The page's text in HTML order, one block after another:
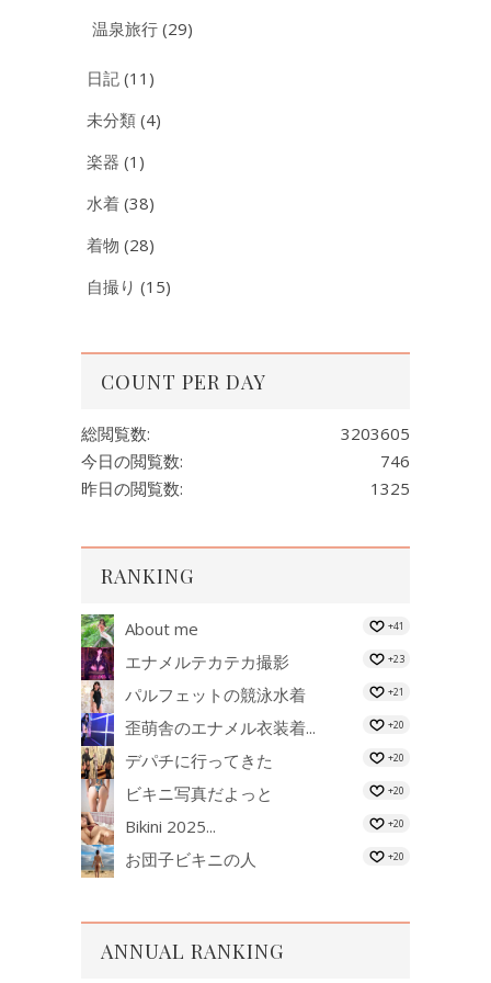
温泉旅行 (29)
日記 (11)
未分類 (4)
楽器 (1)
水着 (38)
着物 (28)
自撮り (15)
COUNT PER DAY
3203605
総閲覧数:
746
今日の閲覧数:
1325
昨日の閲覧数:
RANKING
About me +41
エナメルテカテカ撮影 +23
パルフェットの競泳水着 +21
歪萌舎のエナメル衣装着... +20
デパチに行ってきた +20
ビキニ写真だよっと +20
Bikini 2025... +20
お団子ビキニの人 +20
ANNUAL RANKING